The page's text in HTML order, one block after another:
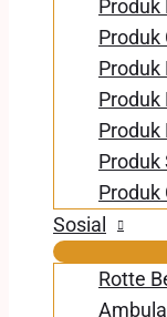
Produk
Produk
Produk
Produk
Produk
Produk
Produk
Sosial
Rotte